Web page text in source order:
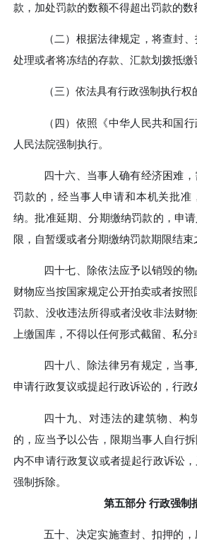
款，加处罚款的数额不得超出罚款的数
（二） 根据法律规定，将查封
处理或者将冻结的存款、汇款划拨抵缴
（三） 依法具有行政强制执行权
（四） 依照《中华人民共和国
人民法院强制执行。
四十六、 当事人确有经济困难
罚款的，经当事人申请和本机关批准
纳。批准延期、分期缴纳罚款的，申
限，自暂缓或者分期缴纳罚款期限结束
四十七、 除依法应予以销毁的
财物应当按国家规定公开拍卖或者按照
罚款、没收违法所得或者没收非法财
上缴国库，不得以任何形式截留、私分
四十八、 除法律另有规定，当
申请行政复议或提起行政诉讼的，行政
四十九、 对违法的建筑物、构
的，应当予以公告，限期当事人自行
内不申请行政复议或者提起行政诉讼
强制拆除。
第五部分 行政强制
五十、 决定实施查封、扣押的